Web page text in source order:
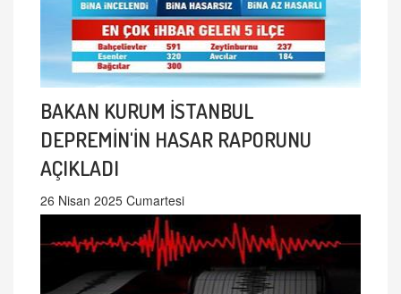
BAKAN KURUM İSTANBUL
DEPREMİN'İN HASAR RAPORUNU
AÇIKLADI
26 Nisan 2025 Cumartesi